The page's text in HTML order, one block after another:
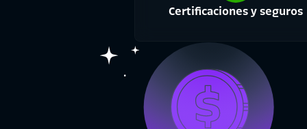
Certificaciones y seguros